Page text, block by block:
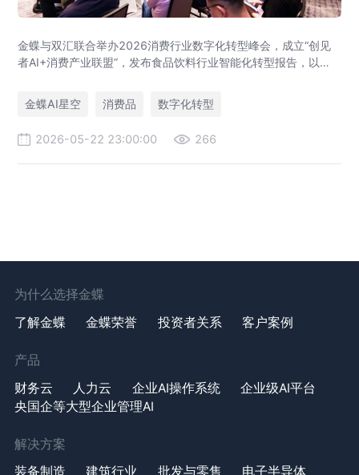
金蝶与双汇联合举办2026消费行业数字化转型峰会，成立“创见
者AI+消费产业联盟”，发布食品饮料行业智能化转型报告，以
金蝶AI星空
消费品 数字化转型
2026-05-22 23:00:00 266
为什么选择金蝶
了解金蝶
金蝶荣誉 投资者关系 客户案例
产品
财务云
人力云 企业AI操作系统
企业级AI平台
央国企等大型企业管理AI
解决方案
装备制造
建筑行业 批发与零售 电子半导体